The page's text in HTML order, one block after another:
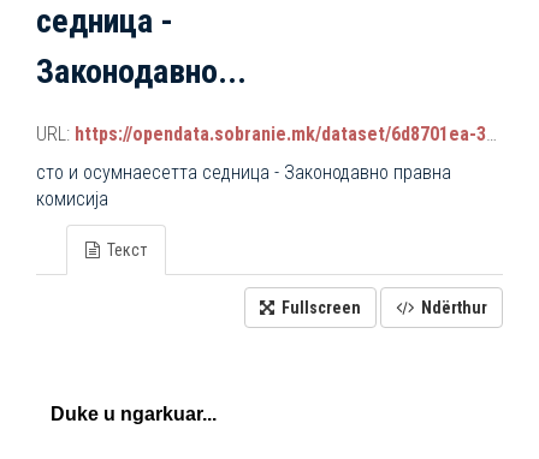
седница -
Законодавно...
URL: https://opendata.sobranie.mk/dataset/6d8701ea-3a42-465d-8f88-639bc6dc1a8e/resource/b5fb9e47-f24b-4c1f-a000-29d5f0b3a09c/download/komisiski_sednici.json
сто и осумнaесетта седница - Законодавно правна
комисија
Текст
Fullscreen Ndërthur